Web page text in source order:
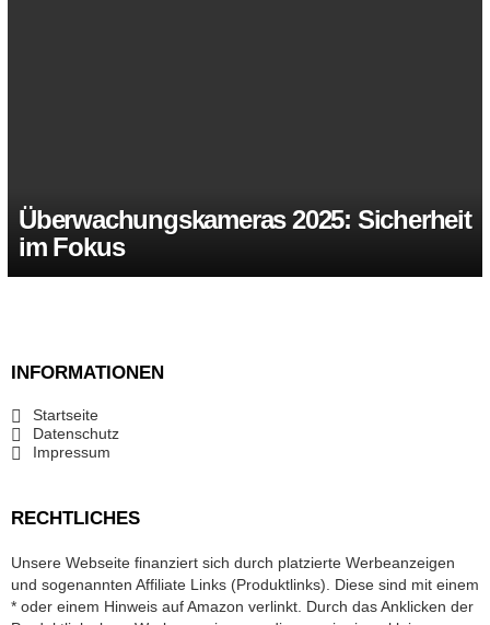
Überwachungskameras 2025: Sicherheit
im Fokus
INFORMATIONEN
Startseite
Datenschutz
Impressum
RECHTLICHES
Unsere Webseite finanziert sich durch platzierte Werbeanzeigen
und sogenannten Affiliate Links (Produktlinks). Diese sind mit einem
* oder einem Hinweis auf Amazon verlinkt. Durch das Anklicken der